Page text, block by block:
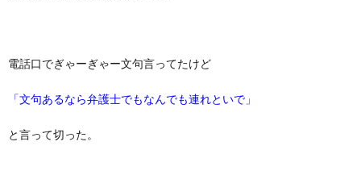
電話口でぎゃーぎゃー文句言ってたけど
「文句あるなら弁護士でもなんでも連れといで」
と言って切った。